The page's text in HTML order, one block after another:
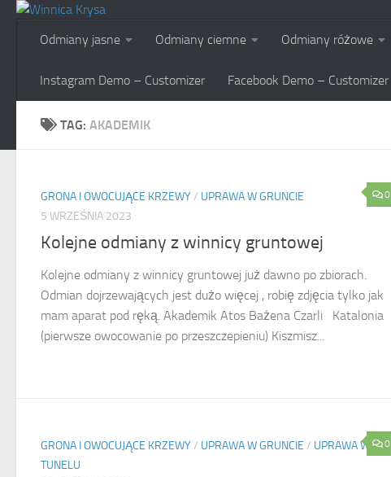
Odmiany jasne
Odmiany ciemne Odmiany różowe
Instagram Demo – Customizer Facebook Demo – Customizer
TAG: AKADEMIK
0
GRONA I OWOCUJĄCE KRZEWY/ UPRAWA W GRUNCIE
5 WRZEŚNIA 2023
Kolejne odmiany z winnicy gruntowej
Kolejne odmiany z winnicy gruntowej już dawno po zbiorach.
Odmian dojrzewających jest dużo więcej , robię zdjęcia tylko jak
mam aparat pod ręką. Akademik Atos Bażena Czarli Katalonia
(pierwsze owocowanie po przeszczepieniu) Kiszmisz...
0
GRONA I OWOCUJĄCE KRZEWY/ UPRAWA W GRUNCIE / UPRAWA W
TUNELU